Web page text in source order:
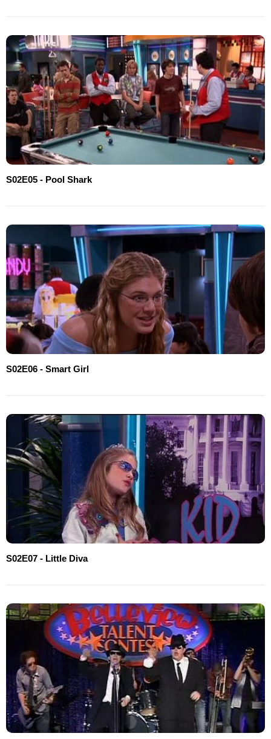
S02E05 - Pool Shark
S02E06 - Smart Girl
S02E07 - Little Diva